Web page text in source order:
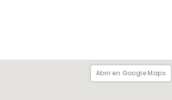
Abrir en Google Maps